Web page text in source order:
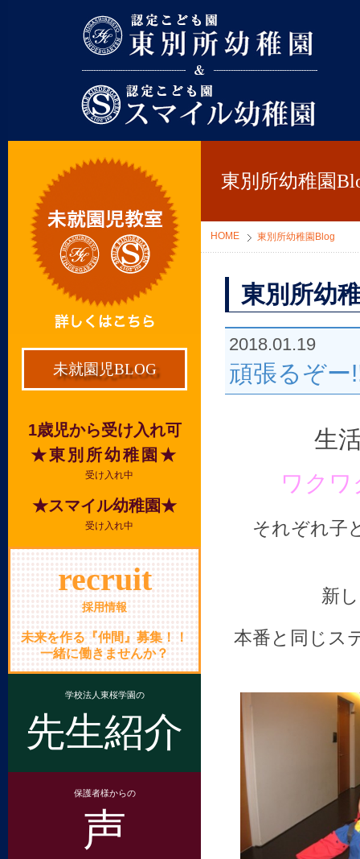
東別所幼稚園
HOME 東別所幼稚園Blog
東別所幼
2018.01.19
頑張るぞー
生
ワクワ
それぞれ子
新
本番と同じス
未就園児BLOG
1歳児から受け入れ可
★東別所幼稚園★
受け入れ中
★スマイル幼稚園★
受け入れ中
recruit
採用情報
未来を作る『仲間』募集！！
一緒に働きませんか？
学校法人東桜学園の
先生紹介
保護者様からの
声